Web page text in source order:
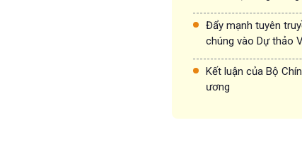
Đẩy mạnh tuyên
chúng vào Dự thảo
Kết luận của Bộ
ương